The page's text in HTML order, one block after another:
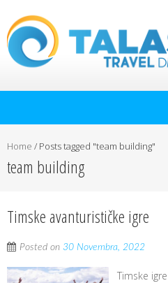
Home / Posts tagged "team building"
team building
Timske avanturističke igre
Posted on 30 Novembra, 2022
Timske